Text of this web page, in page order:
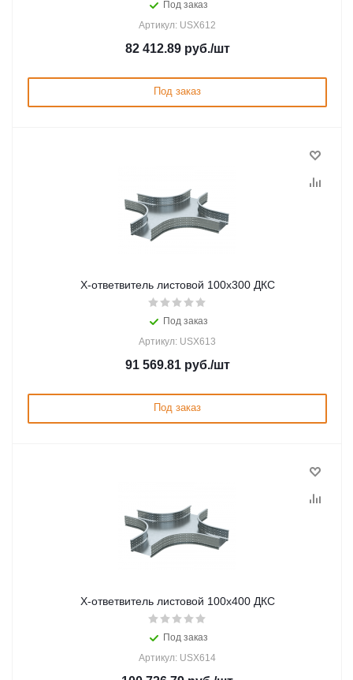
Под заказ
Артикул: USX612
82 412.89руб./шт
Под заказ
Х-ответвитель листовой 100х300 ДКС
Под заказ
Артикул: USX613
91 569.81руб./шт
Под заказ
Х-ответвитель листовой 100х400 ДКС
Под заказ
Артикул: USX614